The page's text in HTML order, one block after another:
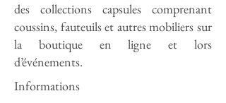
des collections capsules comprenant
coussins, fauteuils et autres mobiliers sur
la boutique en ligne et lors
d’événements.
Informations